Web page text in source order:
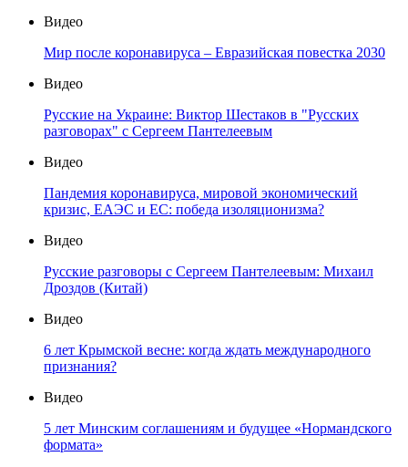
Видео
Мир после коронавируса – Евразийская повестка 2030
Видео
Русские на Украине: Виктор Шестаков в "Русских
разговорах" с Сергеем Пантелеевым
Видео
Пандемия коронавируса, мировой экономический
кризис, ЕАЭС и ЕС: победа изоляционизма?
Видео
Русские разговоры с Сергеем Пантелеевым: Михаил
Дроздов (Китай)
Видео
6 лет Крымской весне: когда ждать международного
признания?
Видео
5 лет Минским соглашениям и будущее «Нормандского
формата»